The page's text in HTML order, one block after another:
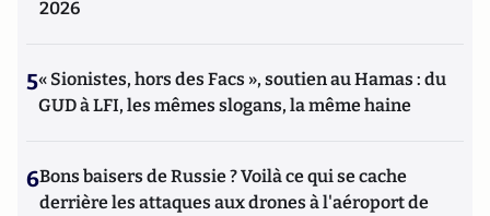
2026
5« Sionistes, hors des Facs », soutien au Hamas : du
GUD à LFI, les mêmes slogans, la même haine
6Bons baisers de Russie ? Voilà ce qui se cache
derrière les attaques aux drones à l'aéroport de